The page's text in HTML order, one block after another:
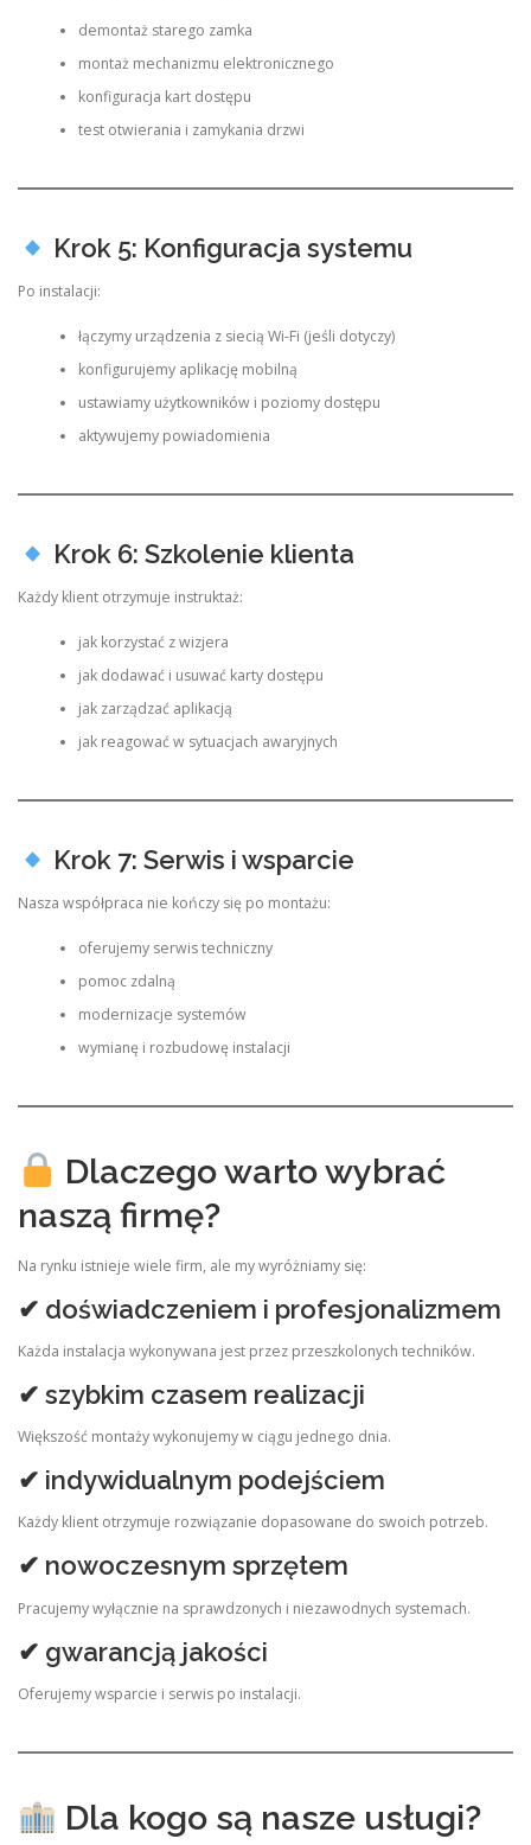
demontaż starego zamka
montaż mechanizmu elektronicznego
konfiguracja kart dostępu
test otwierania i zamykania drzwi
Krok 5: Konfiguracja systemu
Po instalacji:
łączymy urządzenia z siecią Wi-Fi (jeśli dotyczy)
konfigurujemy aplikację mobilną
ustawiamy użytkowników i poziomy dostępu
aktywujemy powiadomienia
Krok 6: Szkolenie klienta
Każdy klient otrzymuje instruktaż:
jak korzystać z wizjera
jak dodawać i usuwać karty dostępu
jak zarządzać aplikacją
jak reagować w sytuacjach awaryjnych
Krok 7: Serwis i wsparcie
Nasza współpraca nie kończy się po montażu:
oferujemy serwis techniczny
pomoc zdalną
modernizacje systemów
wymianę i rozbudowę instalacji
Dlaczego warto wybrać
naszą firmę?
Na rynku istnieje wiele firm, ale my wyróżniamy się:
✔ doświadczeniem i profesjonalizmem
Każda instalacja wykonywana jest przez przeszkolonych techników.
✔ szybkim czasem realizacji
Większość montaży wykonujemy w ciągu jednego dnia.
✔ indywidualnym podejściem
Każdy klient otrzymuje rozwiązanie dopasowane do swoich potrzeb.
✔ nowoczesnym sprzętem
Pracujemy wyłącznie na sprawdzonych i niezawodnych systemach.
✔ gwarancją jakości
Oferujemy wsparcie i serwis po instalacji.
Dla kogo są nasze usługi?